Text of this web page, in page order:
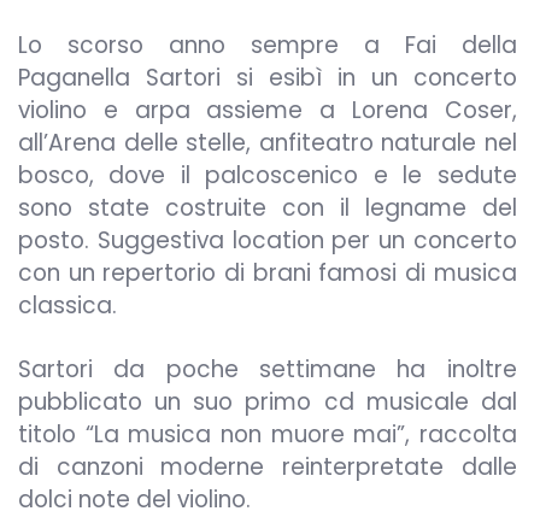
Lo scorso anno sempre a Fai della
Paganella Sartori si esibì in un concerto
violino e arpa assieme a Lorena Coser,
all’Arena delle stelle, anfiteatro naturale nel
bosco, dove il palcoscenico e le sedute
sono state costruite con il legname del
posto. Suggestiva location per un concerto
con un repertorio di brani famosi di musica
classica.
Sartori da poche settimane ha inoltre
pubblicato un suo primo cd musicale dal
titolo “La musica non muore mai”, raccolta
di canzoni moderne reinterpretate dalle
dolci note del violino.